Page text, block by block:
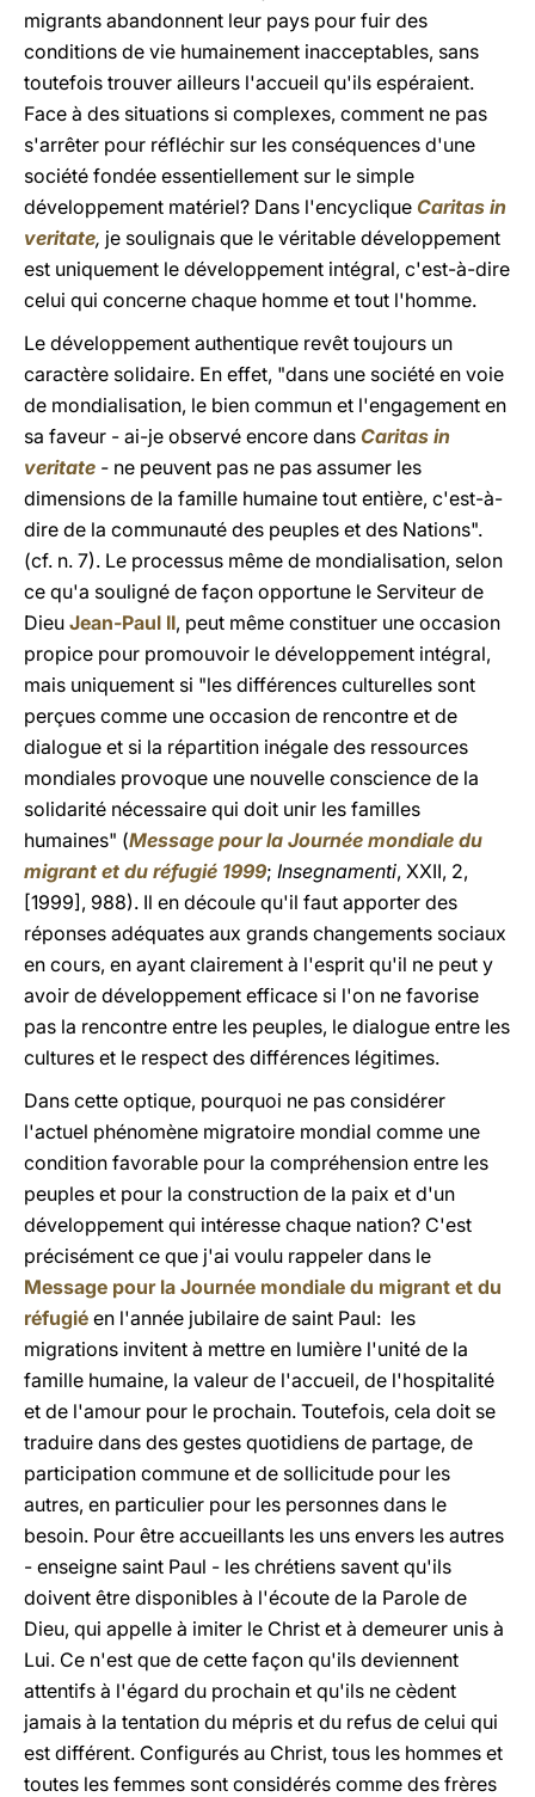
migrants abandonnent leur pays pour fuir des
conditions de vie humainement inacceptables, sans
toutefois trouver ailleurs l'accueil qu'ils espéraient.
Face à des situations si complexes, comment ne pas
s'arrêter pour réfléchir sur les conséquences d'une
société fondée essentiellement sur le simple
développement matériel? Dans l'encyclique Caritas in
veritate, je soulignais que le véritable développement
est uniquement le développement intégral, c'est-à-dire
celui qui concerne chaque homme et tout l'homme.
Le développement authentique revêt toujours un
caractère solidaire. En effet, "dans une société en voie
de mondialisation, le bien commun et l'engagement en
sa faveur - ai-je observé encore dans Caritas in
veritate - ne peuvent pas ne pas assumer les
dimensions de la famille humaine tout entière, c'est-à-
dire de la communauté des peuples et des Nations".
(cf. n. 7). Le processus même de mondialisation, selon
ce qu'a souligné de façon opportune le Serviteur de
Dieu Jean-Paul II, peut même constituer une occasion
propice pour promouvoir le développement intégral,
mais uniquement si "les différences culturelles sont
perçues comme une occasion de rencontre et de
dialogue et si la répartition inégale des ressources
mondiales provoque une nouvelle conscience de la
solidarité nécessaire qui doit unir les familles
humaines" (Message pour la Journée mondiale du
migrant et du réfugié 1999; Insegnamenti, XXII, 2,
[1999], 988). Il en découle qu'il faut apporter des
réponses adéquates aux grands changements sociaux
en cours, en ayant clairement à l'esprit qu'il ne peut y
avoir de développement efficace si l'on ne favorise
pas la rencontre entre les peuples, le dialogue entre les
cultures et le respect des différences légitimes.
Dans cette optique, pourquoi ne pas considérer
l'actuel phénomène migratoire mondial comme une
condition favorable pour la compréhension entre les
peuples et pour la construction de la paix et d'un
développement qui intéresse chaque nation? C'est
précisément ce que j'ai voulu rappeler dans le
Message pour la Journée mondiale du migrant et du
réfugié en l'année jubilaire de saint Paul: les
migrations invitent à mettre en lumière l'unité de la
famille humaine, la valeur de l'accueil, de l'hospitalité
et de l'amour pour le prochain. Toutefois, cela doit se
traduire dans des gestes quotidiens de partage, de
participation commune et de sollicitude pour les
autres, en particulier pour les personnes dans le
besoin. Pour être accueillants les uns envers les autres
- enseigne saint Paul - les chrétiens savent qu'ils
doivent être disponibles à l'écoute de la Parole de
Dieu, qui appelle à imiter le Christ et à demeurer unis à
Lui. Ce n'est que de cette façon qu'ils deviennent
attentifs à l'égard du prochain et qu'ils ne cèdent
jamais à la tentation du mépris et du refus de celui qui
est différent. Configurés au Christ, tous les hommes et
toutes les femmes sont considérés comme des frères